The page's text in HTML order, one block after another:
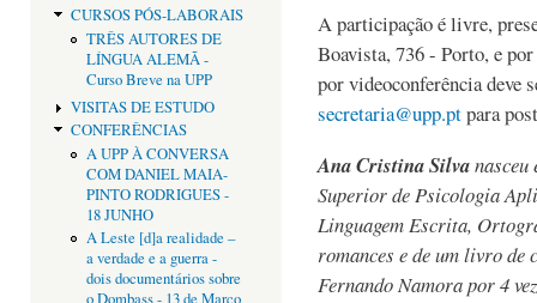
CURSOS PÓS-LABORAIS
TRÊS AUTORES DE
LÍNGUA ALEMÃ -
Curso Breve na UPP
VISITAS DE ESTUDO
CONFERÊNCIAS
A UPP À CONVERSA
COM DANIEL MAIA-
PINTO RODRIGUES -
18 JUNHO
A Leste [d]a realidade –
a verdade e a guerra -
dois documentários sobre
A participação é livre,
Boavista, 736 - Porto, e
por videoconferência deve
secretaria@upp.ptpara
Ana Cristina Silva
Superior de Psicologia
Linguagem Escrita,
romances e de um livro
Fernando Namora por 4